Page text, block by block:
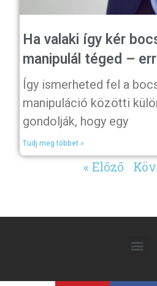
Ha valaki így kér
manipulál téged –
Így ismerheted fel a
manipuláció közötti
gondolják, hogy egy
Tudj meg többet »
« Előző